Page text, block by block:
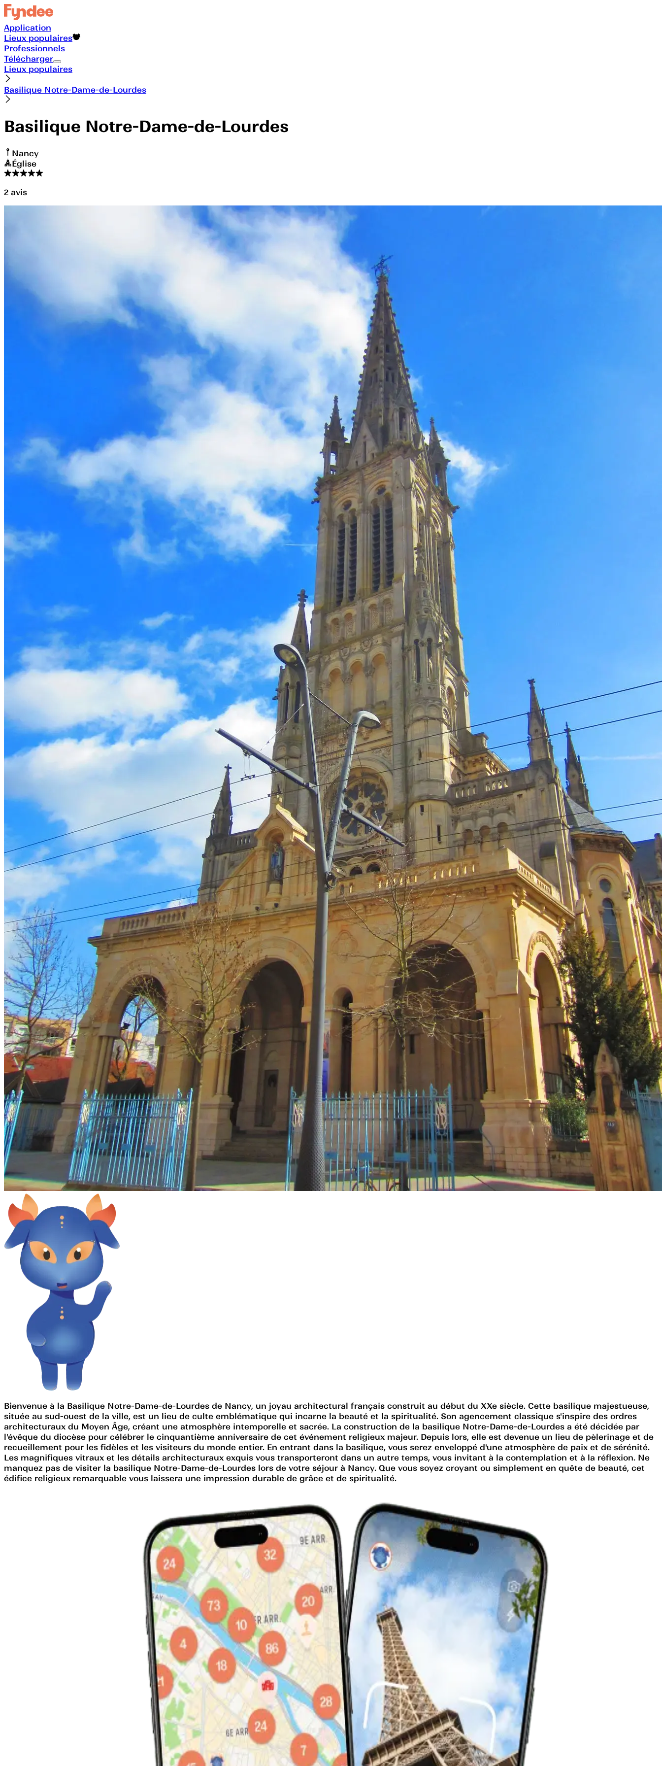
Application
Lieux populaires
Professionnels
Télécharger
Lieux populaires
Basilique Notre-Dame-de-Lourdes
Basilique Notre-Dame-de-Lourdes
Nancy
Église
2 avis
Bienvenue à la Basilique Notre-Dame-de-Lourdes de Nancy, un joyau architectural français construit au début du XXe siècle. Cette basilique majestueuse,
située au sud-ouest de la ville, est un lieu de culte emblématique qui incarne la beauté et la spiritualité. Son agencement classique s'inspire des ordres
architecturaux du Moyen Âge, créant une atmosphère intemporelle et sacrée. La construction de la basilique Notre-Dame-de-Lourdes a été décidée par
l'évêque du diocèse pour célébrer le cinquantième anniversaire de cet événement religieux majeur. Depuis lors, elle est devenue un lieu de pèlerinage et de
recueillement pour les fidèles et les visiteurs du monde entier. En entrant dans la basilique, vous serez enveloppé d'une atmosphère de paix et de sérénité.
Les magnifiques vitraux et les détails architecturaux exquis vous transporteront dans un autre temps, vous invitant à la contemplation et à la réflexion. Ne
manquez pas de visiter la basilique Notre-Dame-de-Lourdes lors de votre séjour à Nancy. Que vous soyez croyant ou simplement en quête de beauté, cet
édifice religieux remarquable vous laissera une impression durable de grâce et de spiritualité.